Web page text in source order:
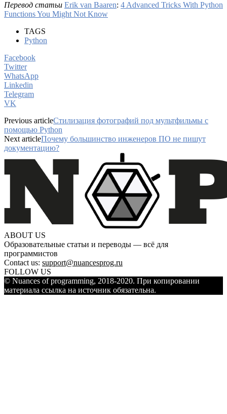
Перевод статьи Erik van Baaren: 4 Advanced Tricks With Python
Functions You Might Not Know
TAGS
Python
Facebook
Twitter
WhatsApp
Linkedin
Telegram
VK
Previous articleСтилизация фотографий под мультфильмы с
помощью Python
Next articleПочему большинство инженеров ПО не пишут
документацию?
ABOUT US
Образовательные статьи и переводы — всё для
программистов
Contact us: support@nuancesprog.ru
FOLLOW US
© Nuances of programming, 2018-2020. При копировании
материала ссылка на источник обязательна.